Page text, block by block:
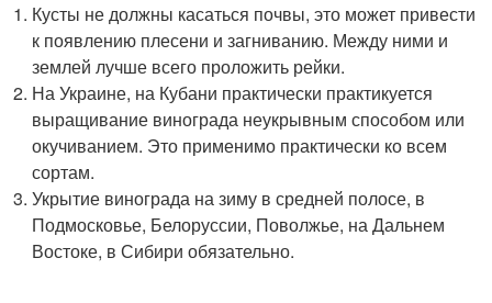
Кусты не должны касаться почвы, это может привести
к появлению плесени и загниванию. Между ними и
землей лучше всего проложить рейки.
На Украине, на Кубани практически практикуется
выращивание винограда неукрывным способом или
окучиванием. Это применимо практически ко всем
сортам.
Укрытие винограда на зиму в средней полосе, в
Подмосковье, Белоруссии, Поволжье, на Дальнем
Востоке, в Сибири обязательно.